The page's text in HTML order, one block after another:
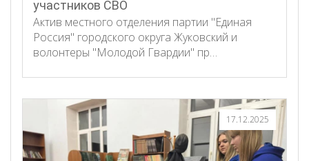
участников СВО
Актив местного отделения партии "Единая
Россия" городского округа Жуковский и
волонтеры "Молодой Гвардии" пр…
17.12.2025